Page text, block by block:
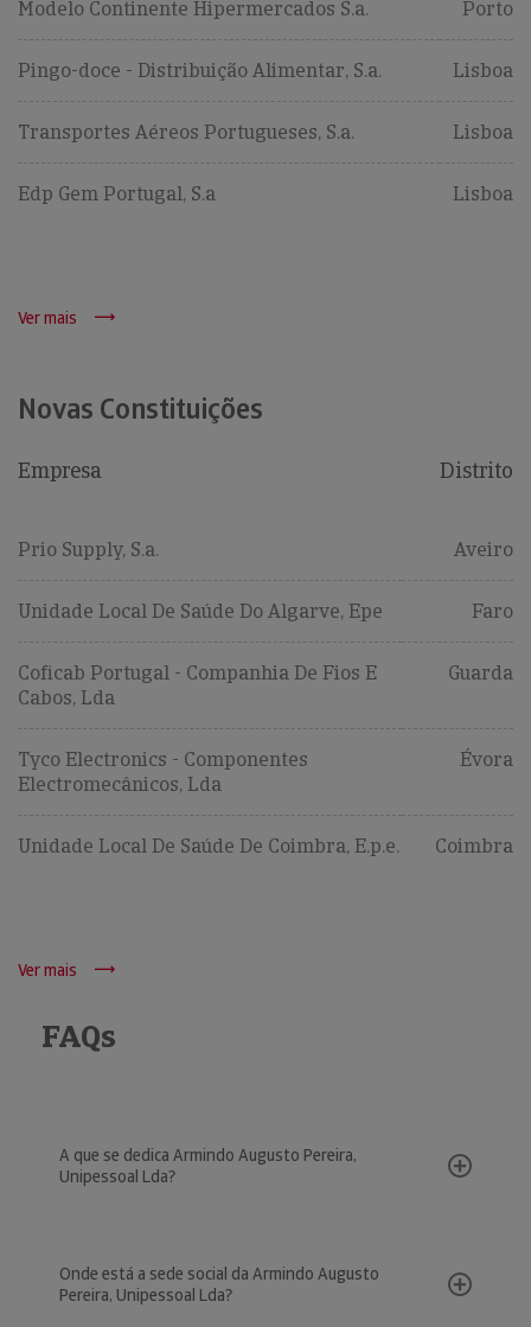
Modelo Continente Hipermercados S.a. Porto
Pingo-doce - Distribuição Alimentar, S.a. Lisboa
Transportes Aéreos Portugueses, S.a. Lisboa
Edp Gem Portugal, S.a Lisboa
Ver mais
Novas Constituições
Empresa Distrito
Prio Supply, S.a. Aveiro
Unidade Local De Saúde Do Algarve, Epe Faro
Coficab Portugal - Companhia De Fios E
Cabos, Lda
Guarda
Tyco Electronics - Componentes
Electromecânicos, Lda
Évora
Unidade Local De Saúde De Coimbra, E.p.e. Coimbra
Ver mais
FAQs
A que se dedica Armindo Augusto Pereira,
Unipessoal Lda?
Onde está a sede social da Armindo Augusto
Pereira, Unipessoal Lda?